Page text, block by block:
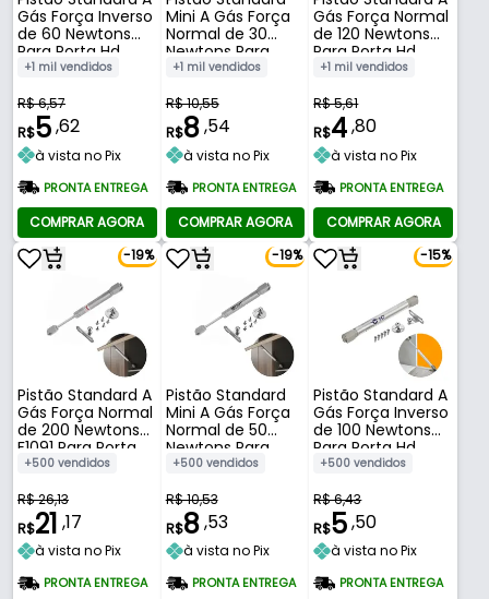
Gás Força Inverso
de 60 Newtons
Para Porta Hd
+1 mil vendidos
R$ 6,57
R$5,62
à vista no Pix
PRONTA ENTREGA
COMPRAR AGORA
Mini A Gás Força
Normal de 30
Newtons Para
Porta Hardt
+1 mil vendidos
R$ 10,55
R$8,54
à vista no Pix
PRONTA ENTREGA
COMPRAR AGORA
Gás Força Normal
de 120 Newtons
Para Porta Hd
+1 mil vendidos
R$ 5,61
R$4,80
à vista no Pix
PRONTA ENTREGA
COMPRAR AGORA
-19%
Pistão Standard A
Gás Força Normal
de 200 Newtons
F1091 Para Porta
Hardt
+500 vendidos
R$ 26,13
R$21 ,17
à vista no Pix
PRONTA ENTREGA
-19%
Pistão Standard
Mini A Gás Força
Normal de 50
Newtons Para
Porta Dmt
+500 vendidos
R$ 10,53
R$8,53
à vista no Pix
PRONTA ENTREGA
-15%
Pistão Standard A
Gás Força Inverso
de 100 Newtons
Para Porta Hd
+500 vendidos
R$ 6,43
R$5,50
à vista no Pix
PRONTA ENTREGA